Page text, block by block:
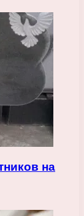
на